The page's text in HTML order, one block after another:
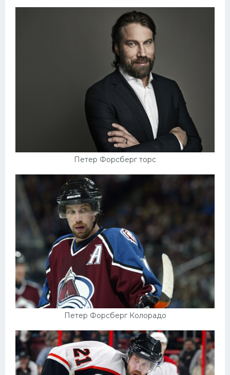
Петер Форсберг торс
Петер Форсберг Колорадо
Интерьер квартиры